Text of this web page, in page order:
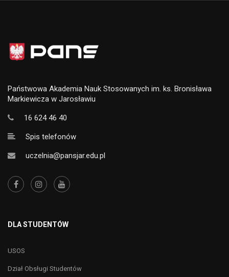
Państwowa Akademia Nauk Stosowanych im. ks. Bronisława
Markiewicza w Jarosławiu
16 624 46 40
Spis telefonów
uczelnia@pansjar.edu.pl
DLA STUDENTÓW
USOS
Dział Obsługi Studentów